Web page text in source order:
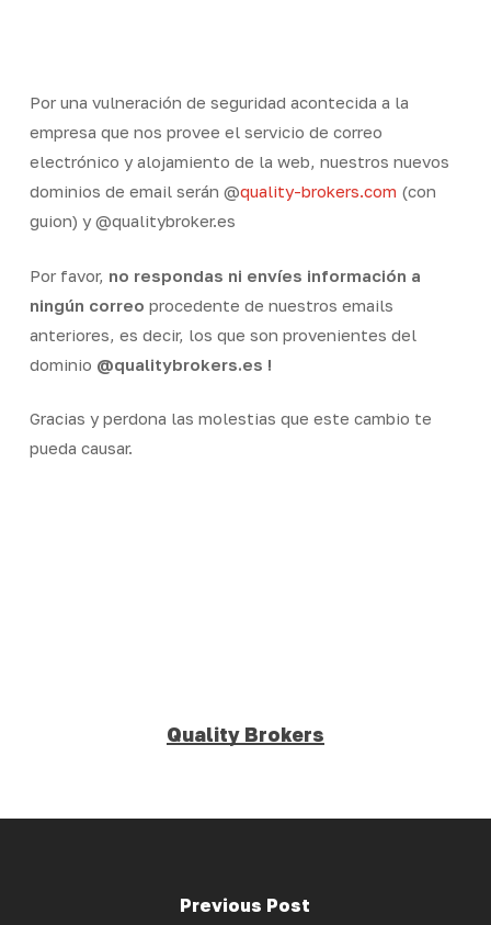
contentPor una vulneración de seguridad acontecida a la
empresa que nos provee el servicio de correo
electrónico y alojamiento de la web, nuestros nuevos
dominios de email serán @quality-brokers.com (con
guion) y @qualitybroker.es
Por favor, no respondas ni envíes información a
ningún correo procedente de nuestros emails
anteriores, es decir, los que son provenientes del
dominio @qualitybrokers.es !
Gracias y perdona las molestias que este cambio te
pueda causar.
Quality Brokers
Previous Post